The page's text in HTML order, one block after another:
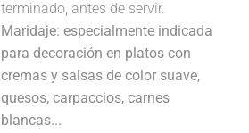
terminado, antes de servir.
Maridaje: especialmente indicada
para decoración en platos con
cremas y salsas de color suave,
quesos, carpaccios, carnes
blancas...